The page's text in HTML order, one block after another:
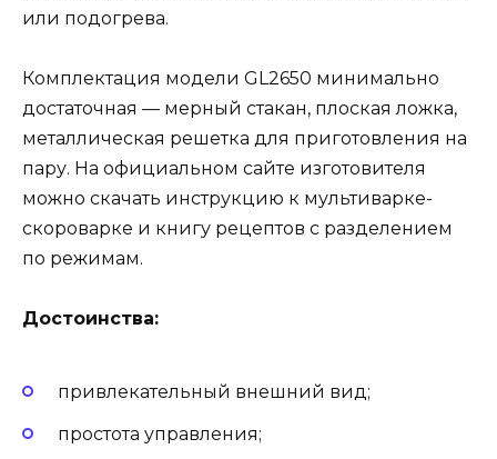
или подогрева.
Комплектация модели GL2650 минимально
достаточная — мерный стакан, плоская ложка,
металлическая решетка для приготовления на
пару. На официальном сайте изготовителя
можно скачать инструкцию к мультиварке-
скороварке и книгу рецептов с разделением
по режимам.
Достоинства:
привлекательный внешний вид;
простота управления;